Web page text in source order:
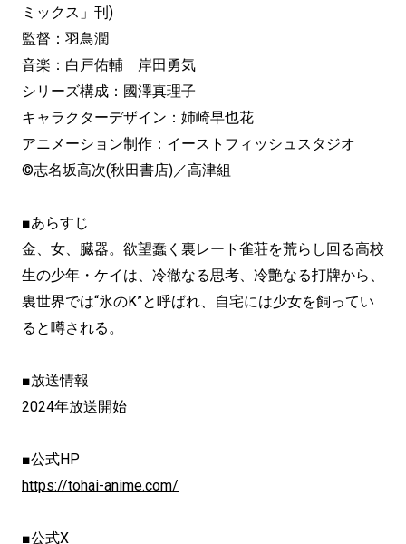
ミックス」刊)
監督：羽鳥潤
音楽：白戸佑輔 岸田勇気
シリーズ構成：國澤真理子
キャラクターデザイン：姉崎早也花
アニメーション制作：イーストフィッシュスタジオ
©志名坂高次(秋田書店)／高津組
■あらすじ
金、女、臓器。欲望蠢く裏レート雀荘を荒らし回る高校
生の少年・ケイは、冷徹なる思考、冷艶なる打牌から、
裏世界では“氷のK”と呼ばれ、自宅には少女を飼ってい
ると噂される。
■放送情報
2024年放送開始
■公式HP
https://tohai-anime.com/
■公式X